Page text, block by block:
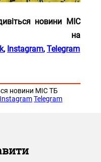
новини МІС
, Instagram, Telegram
новини МІС ТБ
Instagram Telegram